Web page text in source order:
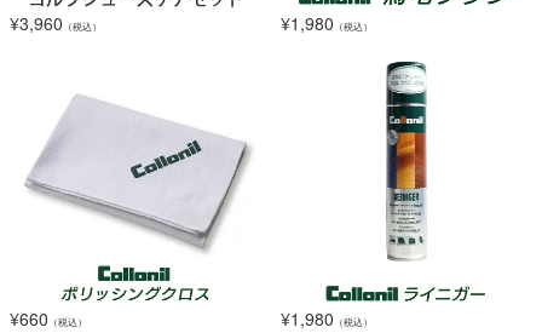
¥3,960 （税込） ¥1,980 （税込）
¥660 （税込） ¥1,980 （税込）